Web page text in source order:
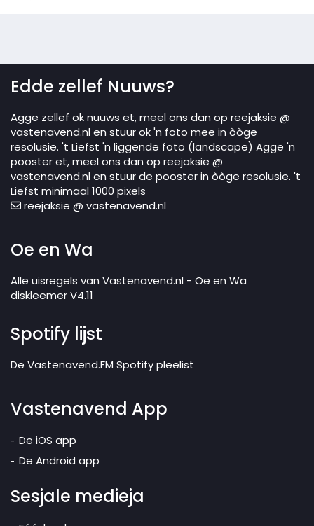
Edde zellef Nuuws?
Agge zellef ok nuuws et, meel ons dan op reejaksie @
vastenavend.nl en stuur ok 'n foto mee in òòge
resolusie. 't Liefst 'n liggende foto (landscape) Agge 'n
pooster et, meel ons dan op reejaksie @
vastenavend.nl en stuur de pooster in òòge resolusie. 't
Liefst minimaal 1000 pixels
reejaksie @ vastenavend.nl
Oe en Wa
Alle uisregels van Vastenavend.nl - Oe en Wa
diskleemer V4.11
Spotify lijst
De Vastenavend.FM Spotify pleelist
Vastenavend App
De iOS app
De Android app
Sesjale medieja